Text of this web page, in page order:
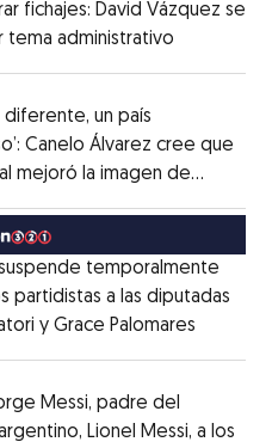
fichajes: David Vázquez se
tema administrativo
diferente, un país
Canelo Álvarez cree que
mejoró la imagen de
in new window
temporalmente
partidistas a las diputadas
y Grace Palomares
Messi, padre del
Lionel Messi, a los